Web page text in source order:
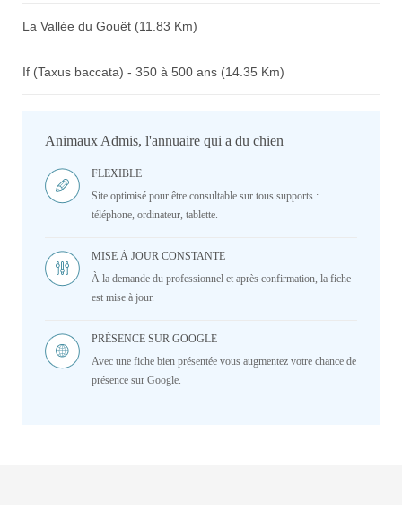
La Vallée du Gouët (11.83 Km)
If (Taxus baccata) - 350 à 500 ans (14.35 Km)
Animaux Admis, l'annuaire qui a du chien
FLEXIBLE
Site optimisé pour être consultable sur tous supports :
téléphone, ordinateur, tablette.
MISE À JOUR CONSTANTE
À la demande du professionnel et après confirmation, la fiche
est mise à jour.
PRÉSENCE SUR GOOGLE
Avec une fiche bien présentée vous augmentez votre chance de
présence sur Google.